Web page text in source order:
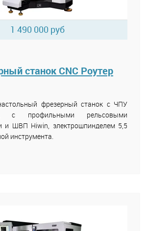
1 490 000 руб
станок CNC Роутер
фрезерный станок с ЧПУ
с профильными рельсовыми
и ШВП Hiwin, электрошпинделем 5,5
инструмента.